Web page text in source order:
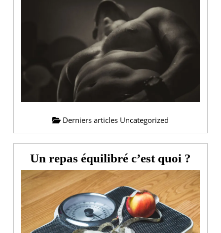
Whey
?
Derniers articles Uncategorized
Un repas équilibré c’est quoi ?
repas
c’est
quoi